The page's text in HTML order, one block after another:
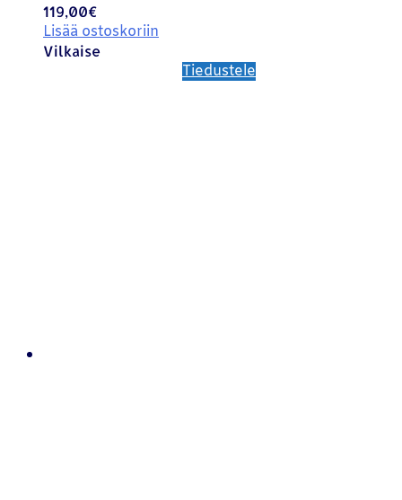
119,00€
Lisää ostoskoriin
Vilkaise
Tiedustele